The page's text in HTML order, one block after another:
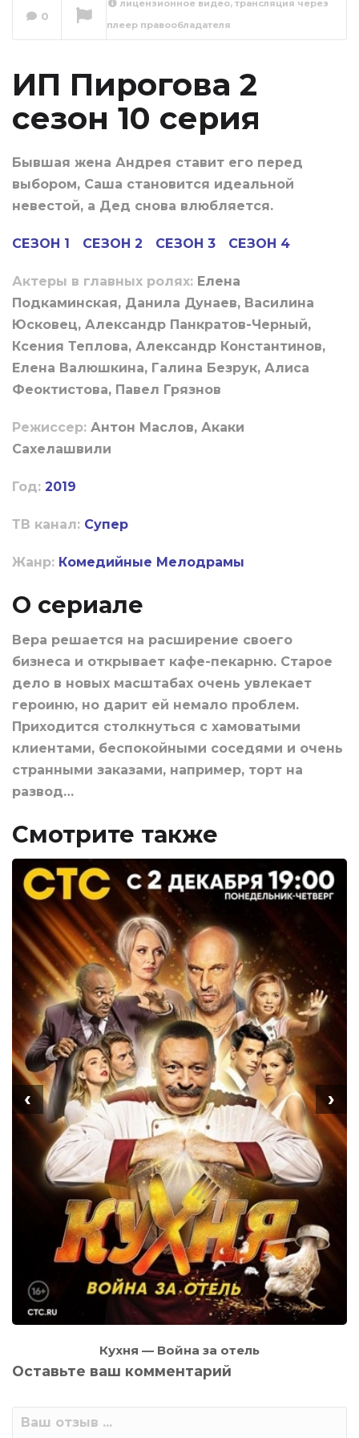
ИП Пирогова 2
0
лицензионное видео, трансляция через
плеер правообладателя
ИП Пирогова 2
сезон 10 серия
Бывшая жена Андрея ставит его перед
выбором, Саша становится идеальной
невестой, а Дед снова влюбляется.
СЕЗОН 1 СЕЗОН 2 СЕЗОН 3 СЕЗОН 4
Актеры в главных ролях: Елена
Подкаминская, Данила Дунаев, Василина
Юсковец, Александр Панкратов-Черный,
Ксения Теплова, Александр Константинов,
Елена Валюшкина, Галина Безрук, Алиса
Феоктистова, Павел Грязнов
Режиссер: Антон Маслов, Акаки
Сахелашвили
Год: 2019
ТВ канал: Супер
Жанр: Комедийные Мелодрамы
О сериале
Вера решается на расширение своего
бизнеса и открывает кафе-пекарню. Старое
дело в новых масштабах очень увлекает
героиню, но дарит ей немало проблем.
Приходится столкнуться с хамоватыми
клиентами, беспокойными соседями и очень
странными заказами, например, торт на
развод…
Смотрите также
Кухня — Война за отель
‹ ›
Оставьте ваш комментарий